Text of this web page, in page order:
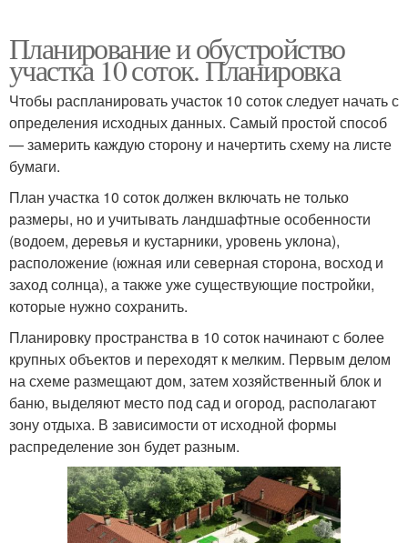
Планирование и обустройство
участка 10 соток. Планировка
Чтобы распланировать участок 10 соток следует начать с
определения исходных данных. Самый простой способ
— замерить каждую сторону и начертить схему на листе
бумаги.
План участка 10 соток должен включать не только
размеры, но и учитывать ландшафтные особенности
(водоем, деревья и кустарники, уровень уклона),
расположение (южная или северная сторона, восход и
заход солнца), а также уже существующие постройки,
которые нужно сохранить.
Планировку пространства в 10 соток начинают с более
крупных объектов и переходят к мелким. Первым делом
на схеме размещают дом, затем хозяйственный блок и
баню, выделяют место под сад и огород, располагают
зону отдыха. В зависимости от исходной формы
распределение зон будет разным.